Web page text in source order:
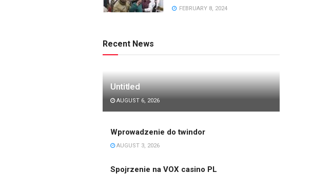
FEBRUARY 8, 2024
Recent News
Untitled
AUGUST 6, 2026
Wprowadzenie do twindor
AUGUST 3, 2026
Spojrzenie na VOX casino PL